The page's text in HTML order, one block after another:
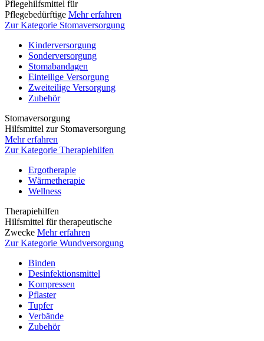
Pflegehilfsmittel für
Pflegebedürftige Mehr erfahren
Zur Kategorie Stomaversorgung
Kinderversorgung
Sonderversorgung
Stomabandagen
Einteilige Versorgung
Zweiteilige Versorgung
Zubehör
Stomaversorgung
Hilfsmittel zur Stomaversorgung
Mehr erfahren
Zur Kategorie Therapiehilfen
Ergotherapie
Wärmetherapie
Wellness
Therapiehilfen
Hilfsmittel für therapeutische
Zwecke Mehr erfahren
Zur Kategorie Wundversorgung
Binden
Desinfektionsmittel
Kompressen
Pflaster
Tupfer
Verbände
Zubehör